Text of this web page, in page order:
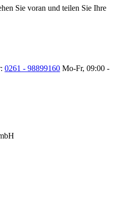
Sie voran und teilen Sie Ihre
0261 - 98899160 Mo-Fr, 09:00 -